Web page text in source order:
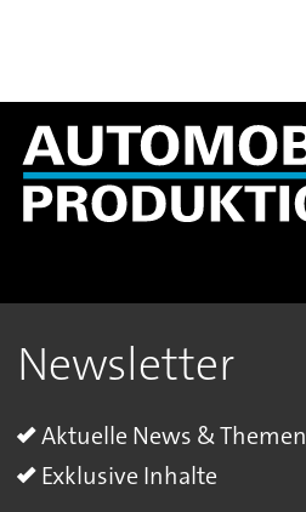
Newsletter
Aktuelle News & Themen
Exklusive Inhalte